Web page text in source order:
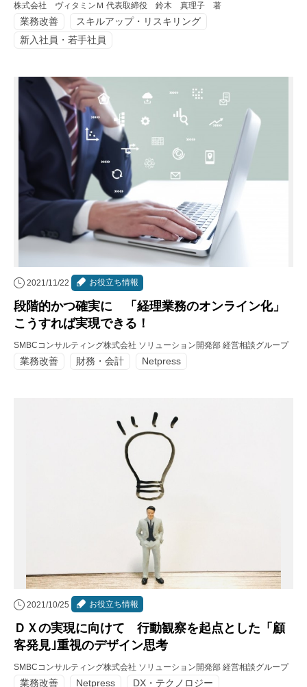
株式会社 ヴィタミンＭ 代表取締役 鈴木 真理子 著
業務改善
スキルアップ・リスキリング
新入社員・若手社員
2021/11/22 お役立ち情報
段階的かつ確実に 「経理業務のオンライン化」
こうすれば実現できる！
SMBCコンサルティング株式会社 ソリューション開発部 経営相談グループ
業務改善 財務・会計 Netpress
2021/10/25 お役立ち情報
ＤＸの実現に向けて 行動観察を起点とした「顧
客発見｣重視のデザイン思考
SMBCコンサルティング株式会社 ソリューション開発部 経営相談グループ
業務改善 Netpress DX・テクノロジー